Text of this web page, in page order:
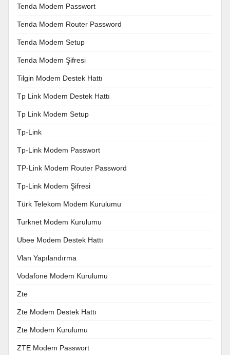
Tenda Modem Passwort
Tenda Modem Router Password
Tenda Modem Setup
Tenda Modem Şifresi
Tilgin Modem Destek Hattı
Tp Link Modem Destek Hattı
Tp Link Modem Setup
Tp-Link
Tp-Link Modem Passwort
TP-Link Modem Router Password
Tp-Link Modem Şifresi
Türk Telekom Modem Kurulumu
Turknet Modem Kurulumu
Ubee Modem Destek Hattı
Vlan Yapılandırma
Vodafone Modem Kurulumu
Zte
Zte Modem Destek Hattı
Zte Modem Kurulumu
ZTE Modem Passwort